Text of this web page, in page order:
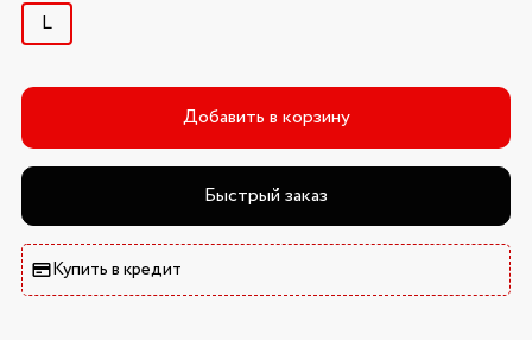
L
Добавить в корзину
Быстрый заказ
Купить в кредит